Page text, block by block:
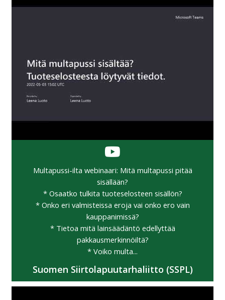
Multapussi-ilta webinaari: Mitä multapussi pitää
sisällään?
* Osaatko tulkita tuoteselosteen sisällön?
* Onko eri valmisteissa eroja vai onko ero vain
kauppanimissä?
* Tietoa mitä lainsäädäntö edellyttää
pakkausmerkinnöiltä?
* Voiko multa...
Suomen Siirtolapuutarhaliitto (SSPL)